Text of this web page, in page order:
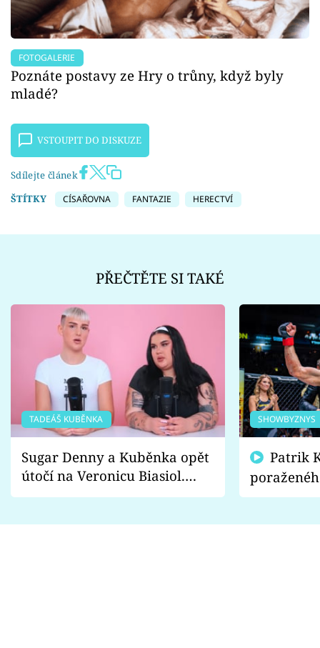
FOTOGALERIE
Poznáte postavy ze Hry o trůny, když byly
mladé?
VSTOUPIT DO DISKUZE
Sdílejte článek
ŠTÍTKY
CÍSAŘOVNA FANTAZIE HERECTVÍ
PŘEČTĚTE SI TAKÉ
TADEÁŠ KUBĚNKA
Sugar Denny a Kuběnka opět
útočí na Veronicu Biasiol.
Proč je podle nich falešná a
SHOWBYZNYS
fanoušci